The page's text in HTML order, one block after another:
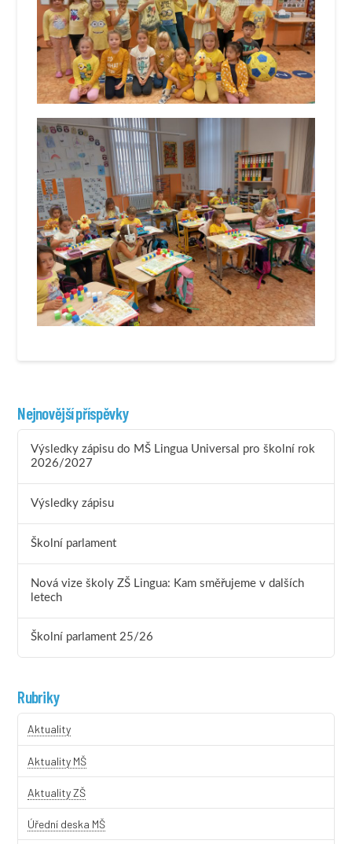
Nejnovější příspěvky
Výsledky zápisu do MŠ Lingua Universal pro školní rok
2026/2027
Výsledky zápisu
Školní parlament
Nová vize školy ZŠ Lingua: Kam směřujeme v dalších
letech
Školní parlament 25/26
Rubriky
Aktuality
Aktuality MŠ
Aktuality ZŠ
Úřední deska MŠ